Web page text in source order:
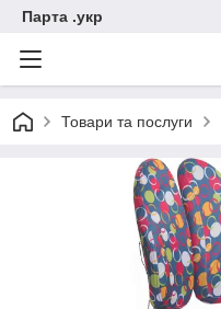
Парта .укр
Товари та послуги